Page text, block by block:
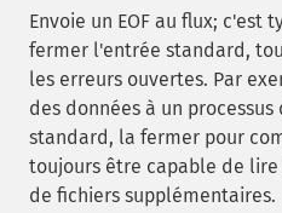
Envoie un EOF au flux; c'est
fermer l'entrée standard,
les erreurs ouvertes. Par
des données à un
standard, la fermer pour
toujours être capable de
de fichiers supplémentaires.